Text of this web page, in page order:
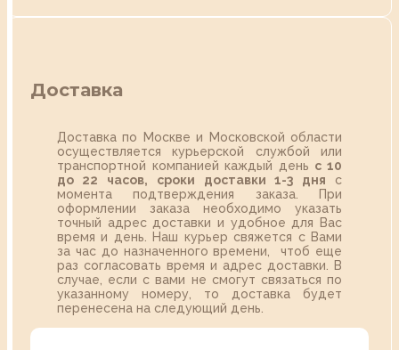
Доставка
Доставка по Москве и Московской области
осуществляется курьерской службой или
транспортной компанией каждый день с 10
до 22 часов,
сроки доставки 1-3 дня с
момента подтверждения заказа. При
оформлении заказа необходимо указать
точный адрес доставки и удобное для Вас
время и день. Наш курьер свяжется с Вами
за час до назначенного времени, чтоб еще
раз согласовать время и адрес доставки. В
случае, если с вами не смогут связаться по
указанному номеру, то доставка будет
перенесена на следующий день.